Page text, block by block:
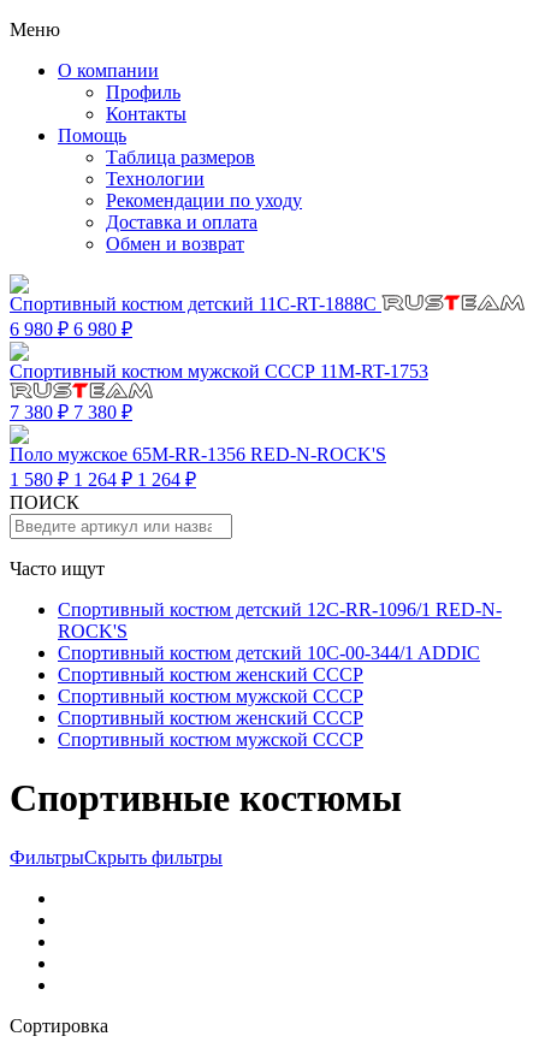
Меню
О компании
Профиль
Контакты
Помощь
Таблица размеров
Технологии
Рекомендации по уходу
Доставка и оплата
Обмен и возврат
Спортивный костюм детский 11C-RT-1888C
6 980 ₽ 6 980 ₽
Спортивный костюм мужской СССР 11M-RT-1753
7 380 ₽ 7 380 ₽
Поло мужское 65M-RR-1356 RED-N-ROCK'S
1 580 ₽ 1 264 ₽ 1 264 ₽
ПОИСК
Часто ищут
Спортивный костюм детский 12C-RR-1096/1 RED-N-
ROCK'S
Спортивный костюм детский 10C-00-344/1 ADDIC
Спортивный костюм женский СССР
Спортивный костюм мужской СССР
Спортивный костюм женский СССР
Спортивный костюм мужской СССР
Спортивные костюмы
ФильтрыСкрыть фильтры
Сортировка